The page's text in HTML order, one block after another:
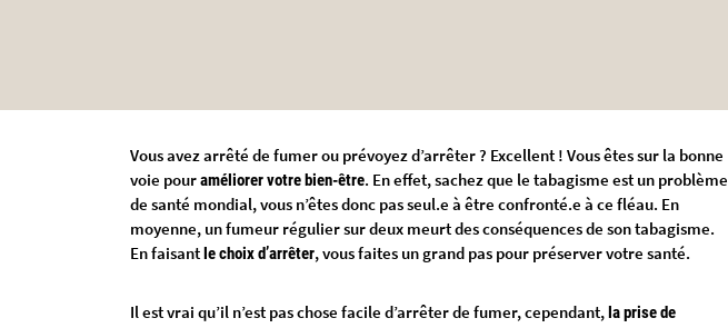
Vous avez arrêté de fumer ou prévoyez d’arrêter ? Excellent ! Vous êtes sur la bonne
voie pouraméliorer votre bien-être. En effet, sachez que le tabagisme est un problème
de santé mondial, vous n’êtes donc pas seul.e à être confronté.e à ce fléau. En
moyenne, un fumeur régulier sur deux meurt des conséquences de son tabagisme.
En faisant le choix d’arrêter, vous faites un grand pas pour préserver votre santé.
Il est vrai qu’il n’est pas chose facile d’arrêter de fumer, cependant,la prise de